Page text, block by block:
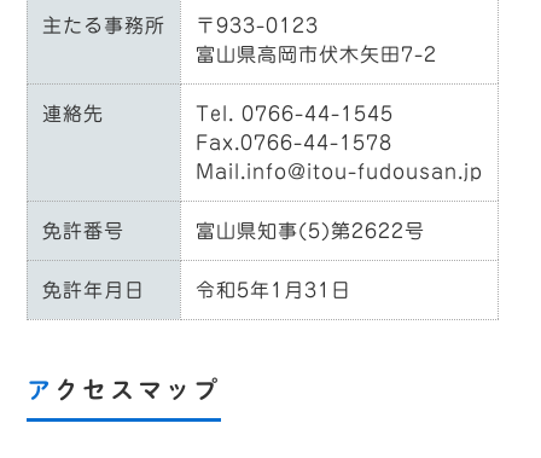
主たる事務所
〒933-0123
富山県高岡市伏木矢田7-2
連絡先
Tel. 0766-44-1545
Fax.0766-44-1578
Mail.info@itou-fudousan.jp
免許番号 富山県知事(5)第2622号
免許年月日 令和5年1月31日
アクセスマップ